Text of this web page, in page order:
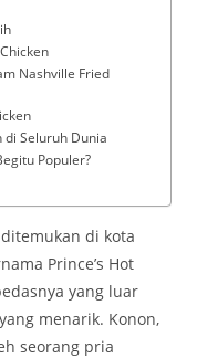
Nashville Fried
di Seluruh Dunia
Populer?
di kota
Prince’s Hot
yang luar
menarik. Konon,
seorang pria